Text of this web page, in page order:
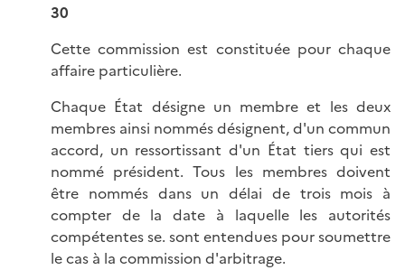
30
Cette commission est constituée pour chaque
affaire particulière.
Chaque État désigne un membre et les deux
membres ainsi nommés désignent, d'un commun
accord, un ressortissant d'un État tiers qui est
nommé président. Tous les membres doivent
être nommés dans un délai de trois mois à
compter de la date à laquelle les autorités
compétentes se. sont entendues pour soumettre
le cas à la commission d'arbitrage.